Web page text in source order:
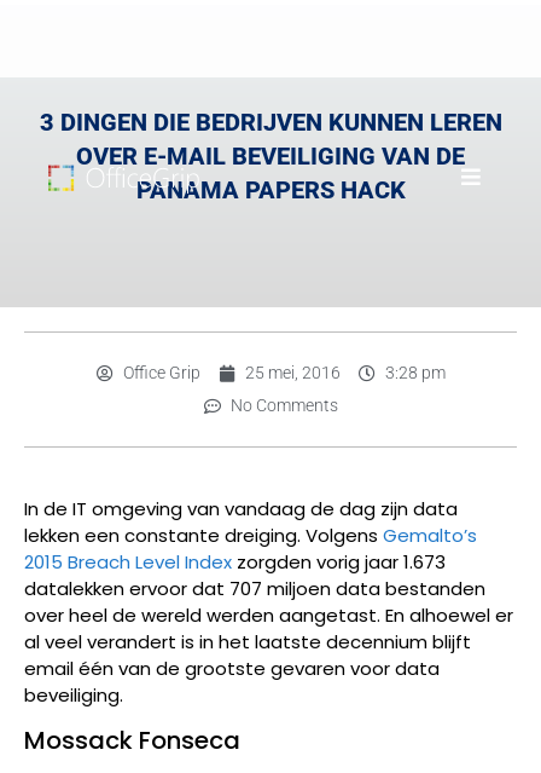
3 DINGEN DIE BEDRIJVEN KUNNEN LEREN
OVER E-MAIL BEVEILIGING VAN DE
PANAMA PAPERS HACK
Office Grip 25 mei, 2016
3:28 pm
No Comments
In de IT omgeving van vandaag de dag zijn data
lekken een constante dreiging. Volgens Gemalto’s
2015 Breach Level Index zorgden vorig jaar 1.673
datalekken ervoor dat 707 miljoen data bestanden
over heel de wereld werden aangetast. En alhoewel er
al veel verandert is in het laatste decennium blijft
email één van de grootste gevaren voor data
beveiliging.
Mossack Fonseca